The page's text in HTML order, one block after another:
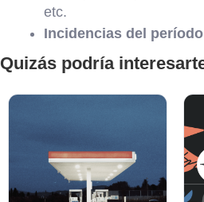
etc.
Incidencias del
Quizás podría